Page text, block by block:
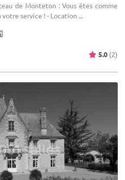
de Monteton : Vous êtes comme
service ! - Location ...
5.0 (2)